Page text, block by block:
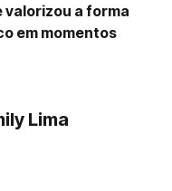
valorizou a forma
em momentos
Lima